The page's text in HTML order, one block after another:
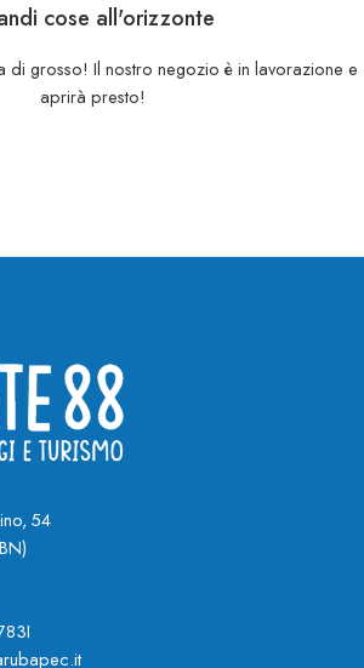
cose all'orizzonte
di grosso! Il nostro negozio è in lavorazione e
aprirà presto!
54
)